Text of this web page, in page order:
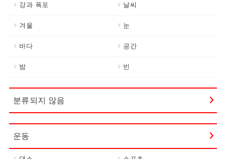
강과 폭포 날씨
겨울 눈
바다 공간
밤 빈
분류되지 않음
운동